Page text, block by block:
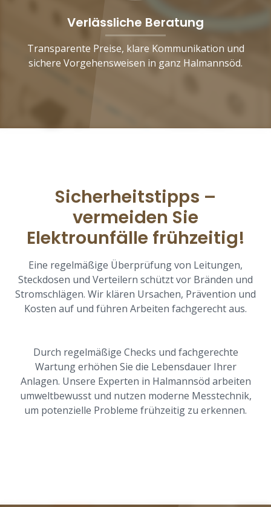
Verlässliche Beratung
Transparente Preise, klare Kommunikation und
sichere Vorgehensweisen in ganz Halmannsöd.
Sicherheitstipps –
vermeiden Sie
Elektrounfälle frühzeitig!
Eine regelmäßige Überprüfung von Leitungen,
Steckdosen und Verteilern schützt vor Bränden und
Stromschlägen. Wir klären Ursachen, Prävention und
Kosten auf und führen Arbeiten fachgerecht aus.
Durch regelmäßige Checks und fachgerechte
Wartung erhöhen Sie die Lebensdauer Ihrer
Anlagen. Unsere Experten in Halmannsöd arbeiten
umweltbewusst und nutzen moderne Messtechnik,
um potenzielle Probleme frühzeitig zu erkennen.